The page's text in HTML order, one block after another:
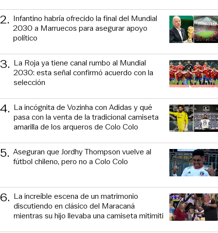
2. Infantino habría ofrecido la final del Mundial
2030 a Marruecos para asegurar apoyo
político
3. La Roja ya tiene canal rumbo al Mundial
2030: esta señal confirmó acuerdo con la
selección
4. La incógnita de Vozinha con Adidas y qué
pasa con la venta de la tradicional camiseta
amarilla de los arqueros de Colo Colo
5. Aseguran que Jordhy Thompson vuelve al
fútbol chileno, pero no a Colo Colo
6. La increíble escena de un matrimonio
discutiendo en clásico del Maracaná
mientras su hijo llevaba una camiseta mitimiti